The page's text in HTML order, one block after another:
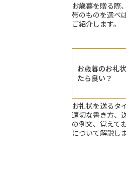
お歳暮を贈る際
帯のものを選べ
ご紹介します。
お歳暮のお礼
たら良い？
お礼状を送るタ
適切な書き方、
の例文、覚えて
について解説し